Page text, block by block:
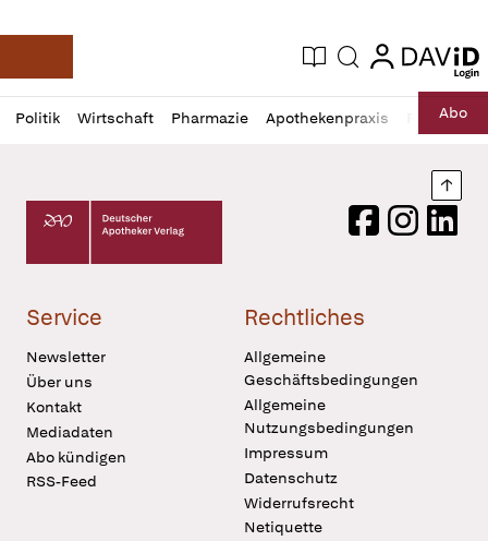
Deutsche Apotheker Zeitung
Aktuelle Ausgabe
Suche login
login
Politik Wirtschaft Pharmazie Apothekenpraxis RechtAbo
Profil
öffnen
Daz
Pur
Deutscher Apotheker Verlag Logo
FacebookInstagram
Service
Newsletter
Über uns
Kontakt
Mediadaten
Abo kündigen
RSS-Feed
Rechtliches
Allgemeine
Geschäftsbedingungen
Allgemeine
Nutzungsbedingungen
Impressum
Datenschutz
Widerrufsrecht
Netiquette